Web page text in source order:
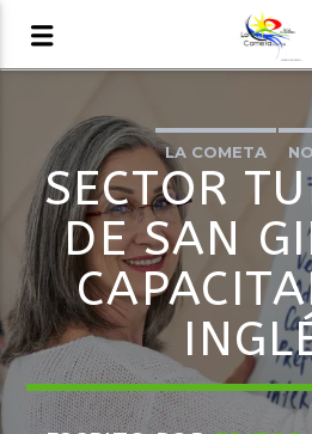
AUDIO EN
LA COMETA, SEÑALES
LA COMETA
SECTOR
DE SAN